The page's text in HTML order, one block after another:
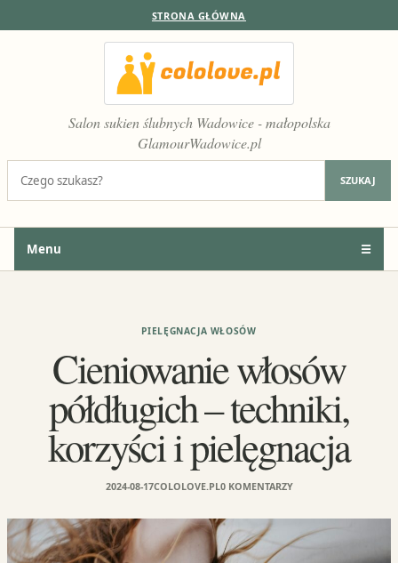
STRONA GŁÓWNA
Salon sukien ślubnych Wadowice - małopolska
GlamourWadowice.pl
SZUKAJ
Menu ☰
PIELĘGNACJA WŁOSÓW
Cieniowanie włosów
półdługich – techniki,
korzyści i pielęgnacja
2024-08-17COLOLOVE.PL0 KOMENTARZY